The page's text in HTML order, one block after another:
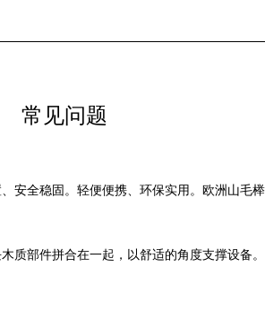
常见问题
安全稳固。轻便便携、环保实用。欧洲山毛
质部件拼合在一起，以舒适的角度支撑设备。